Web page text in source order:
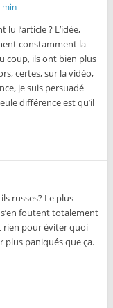
min
l’article ? L’idée,
constamment la
coup, ils ont bien plus
certes, sur la vidéo,
je suis persuadé
différence est qu’il
russes? Le plus
foutent totalement
rien pour éviter quoi
plus paniqués que ça.